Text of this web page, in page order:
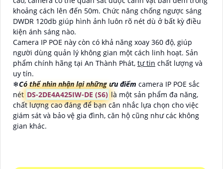
khoảng cách lên đến 50m. Chức năng chống ngược sáng
DWDR 120db giúp hình ảnh luôn rõ nét dù ở bất kỳ điều
kiện ánh sáng nào.
Camera IP POE này còn có khả năng xoay 360 độ, giúp
người dùng quản lý không gian một cách linh hoạt. Sản
phẩm chính hãng tại An Thành Phát, tự tin chất lượng và
uy tín.
❄Có thể nhìn nhận lại những ưu điểm camera IP POE sắc
nét DS-2DE4A425IW-DE (S6) là một sản phẩm đa năng,
chất lượng cao đáng để bạn cân nhắc lựa chọn cho việc
giám sát và bảo vệ gia đình, căn hộ cũng như các không
gian khác.